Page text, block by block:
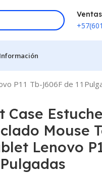
P11 Tb-J606F de
Case
Mouse
Lenovo